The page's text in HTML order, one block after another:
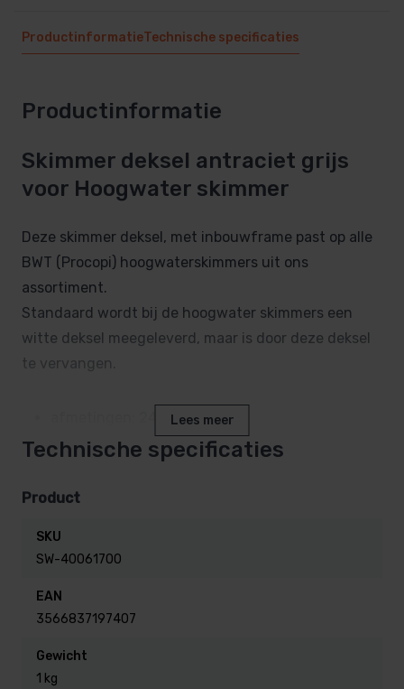
ProductinformatieTechnische specificaties
Productinformatie
Skimmer deksel antraciet grijs
voor Hoogwater skimmer
Deze skimmer deksel, met inbouwframe past op alle
BWT (Procopi) hoogwaterskimmers uit ons
assortiment.
Standaard wordt bij de hoogwater skimmers een
witte deksel meegeleverd, maar is door deze deksel
te vervangen.
afmetingen: 249 x 249 mm
binnenmaat: 185 mm
Lees meer
Technische specificaties
Product
SKU
SW-40061700
EAN
3566837197407
Gewicht
1 kg